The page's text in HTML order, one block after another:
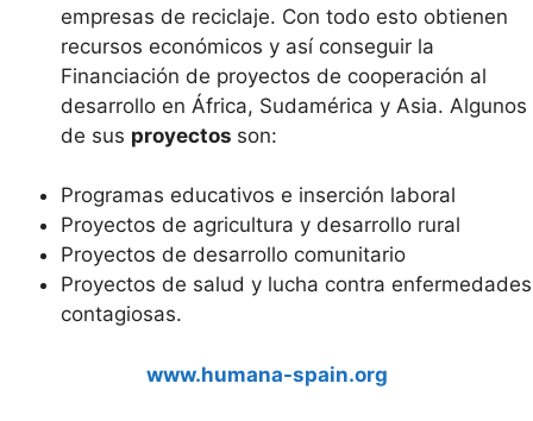
empresas de reciclaje. Con todo esto obtienen
recursos económicos y así conseguir la
Financiación de proyectos de cooperación al
desarrollo en África, Sudamérica y Asia. Algunos
de sus proyectos son:
Programas educativos e inserción laboral
Proyectos de agricultura y desarrollo rural
Proyectos de desarrollo comunitario
Proyectos de salud y lucha contra enfermedades
contagiosas.
www.humana-spain.org